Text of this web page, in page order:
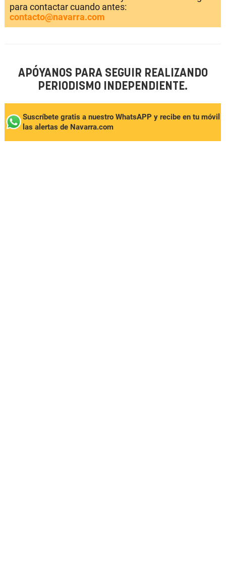
para contactar cuando antes:
contacto@navarra.com
APÓYANOS PARA SEGUIR REALIZANDO
PERIODISMO INDEPENDIENTE.
Suscríbete gratis a nuestro WhatsAPP y recibe en tu móvil
las alertas de Navarra.com